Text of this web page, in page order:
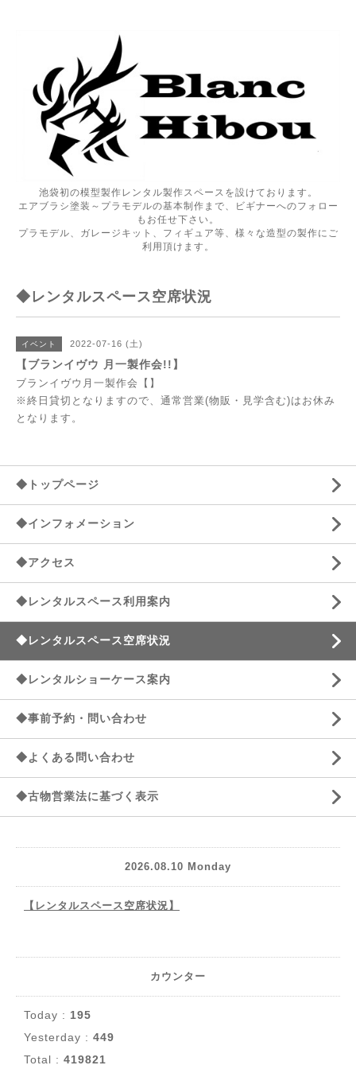
池袋初の模型製作レンタル製作スペースを設けております。
エアブラシ塗装～プラモデルの基本制作まで、ビギナーへのフォロー
もお任せ下さい。
プラモデル、ガレージキット、フィギュア等、様々な造型の製作にご
利用頂けます。
◆レンタルスペース空席状況
イベント 2022-07-16 (土)
【ブランイヴウ 月一製作会!!】
ブランイヴウ月一製作会【】
※終日貸切となりますので、通常営業(物販・見学含む)はお休み
となります。
◆トップページ
◆インフォメーション
◆アクセス
◆レンタルスペース利用案内
◆レンタルスペース空席状況
◆レンタルショーケース案内
◆事前予約・問い合わせ
◆よくある問い合わせ
◆古物営業法に基づく表示
2026.08.10 Monday
【レンタルスペース空席状況】
カウンター
Today : 195
Yesterday : 449
Total : 419821